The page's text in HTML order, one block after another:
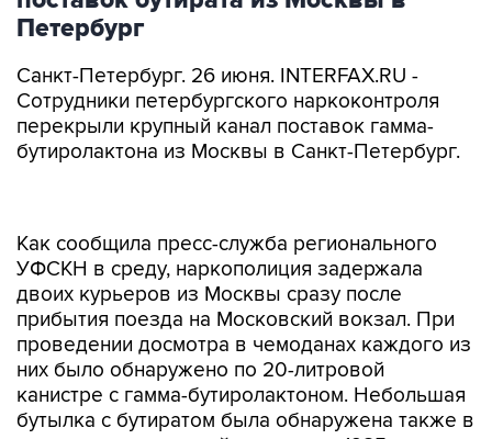
Петербург
Санкт-Петербург. 26 июня. INTERFAX.RU -
Сотрудники петербургского наркоконтроля
перекрыли крупный канал поставок гамма-
бутиролактона из Москвы в Санкт-Петербург.
двоих курьеров из Москвы сразу после
прибытия поезда на Московский вокзал. При
проведении досмотра в чемоданах каждого из
них было обнаружено по 20-литровой
канистре с гамма-бутиролактоном. Небольшая
бутылка с бутиратом была обнаружена также в
сумочке задержанной гражданки 1985 года
рождения.